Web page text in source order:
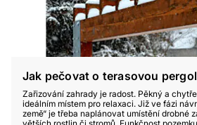
Jak pečovat o terasovou
Zařizování zahrady je radost. Pěkný a
ideálním místem pro relaxaci. Již ve fázi
země“ je třeba naplánovat umístění drobné